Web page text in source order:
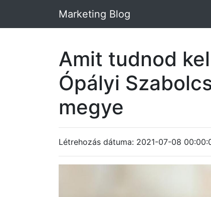
Marketing Blog
Amit tudnod
Ópályi
megye
Létrehozás dátuma: 2021-07-08